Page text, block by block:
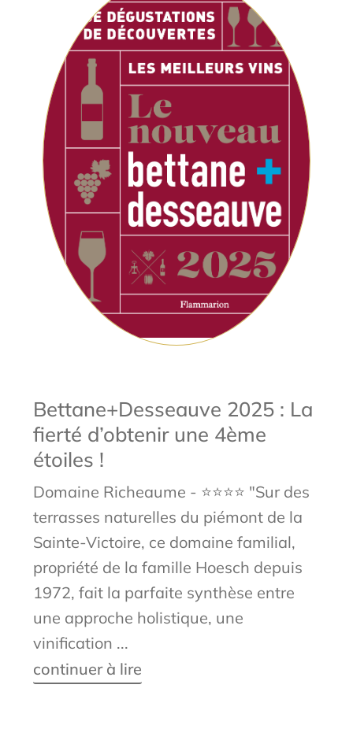
Bettane+Desseauve 2025 : La
fierté d’obtenir une 4ème
étoiles !
Domaine Richeaume - ⭐⭐⭐⭐ "Sur des
terrasses naturelles du piémont de la
Sainte-Victoire, ce domaine familial,
propriété de la famille Hoesch depuis
1972, fait la parfaite synthèse entre
une approche holistique, une
vinification ...
continuer à lire